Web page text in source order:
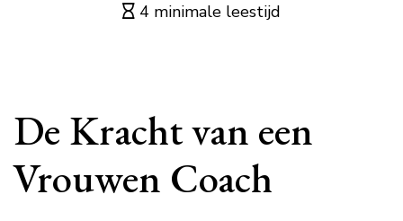
4 minimale leestijd
De Kracht van een
Vrouwen Coach